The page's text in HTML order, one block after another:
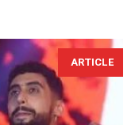
ARTICLE